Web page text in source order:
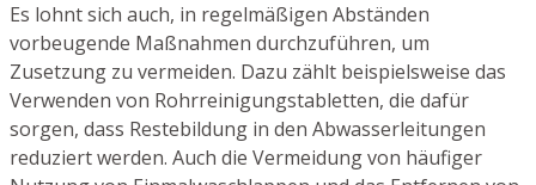
Es lohnt sich auch, in regelmäßigen Abständen
vorbeugende Maßnahmen durchzuführen, um
Zusetzung zu vermeiden. Dazu zählt beispielsweise das
Verwenden von Rohrreinigungstabletten, die dafür
sorgen, dass Restebildung in den Abwasserleitungen
reduziert werden. Auch die Vermeidung von häufiger